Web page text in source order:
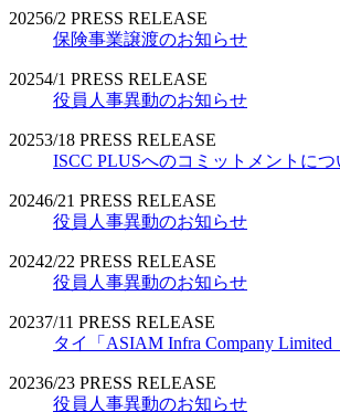
20256/2 PRESS RELEASE
保険事業譲渡のお知らせ
20254/1 PRESS RELEASE
役員人事異動のお知らせ
20253/18 PRESS RELEASE
ISCC PLUSへのコミットメントにつ
20246/21 PRESS RELEASE
役員人事異動のお知らせ
20242/22 PRESS RELEASE
役員人事異動のお知らせ
20237/11 PRESS RELEASE
タイ「ASIAM Infra Company
20236/23 PRESS RELEASE
役員人事異動のお知らせ